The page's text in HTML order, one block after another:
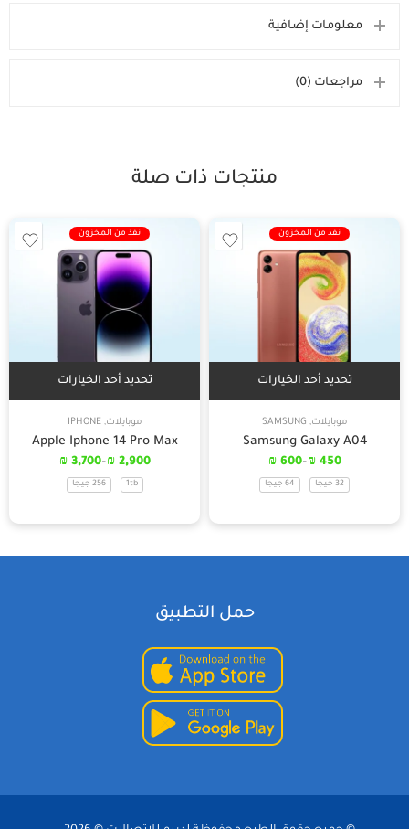
معلومات إضافية
مراجعات (0)
منتجات ذات صلة
نفذ من المخزون
تحديد أحد الخيارات
موبايلات,
SAMSUNG
Samsung Galaxy A04
450
₪
–
600
₪
32 جيجا 64 جيجا
نفذ من المخزون
تحديد أحد الخيارات
موبايلات,
IPHONE
Apple Iphone 14 Pro Max
2,900
₪
–
3,700
₪
1tb 256 جيجا
حمل التطبيق